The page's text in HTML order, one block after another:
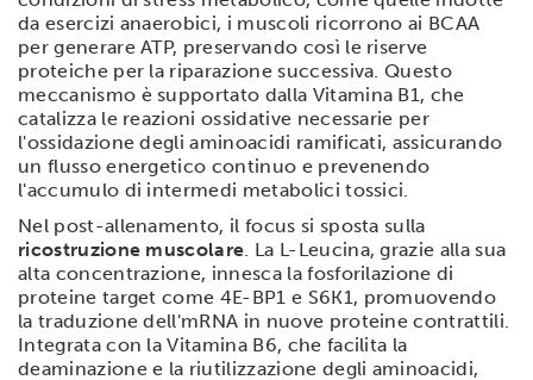
da esercizi anaerobici, i muscoli ricorrono ai BCAA
per generare ATP, preservando così le riserve
proteiche per la riparazione successiva. Questo
meccanismo è supportato dalla Vitamina B1, che
catalizza le reazioni ossidative necessarie per
l'ossidazione degli aminoacidi ramificati, assicurando
un flusso energetico continuo e prevenendo
l'accumulo di intermedi metabolici tossici.
Nel post-allenamento, il focus si sposta sulla
ricostruzione muscolare . La L-Leucina, grazie alla sua
alta concentrazione, innesca la fosforilazione di
proteine target come 4E-BP1 e S6K1, promuovendo
la traduzione dell'mRNA in nuove proteine contrattili.
Integrata con la Vitamina B6, che facilita la
deaminazione e la riutilizzazione degli aminoacidi,